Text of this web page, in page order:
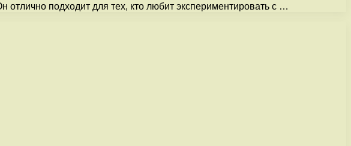
отлично подходит для тех, кто любит экспериментировать с …